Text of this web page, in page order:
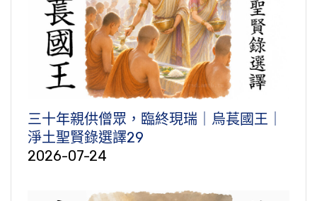
三十年親供僧眾，臨終現瑞｜烏萇國王｜
淨土聖賢錄選譯29
2026-07-24